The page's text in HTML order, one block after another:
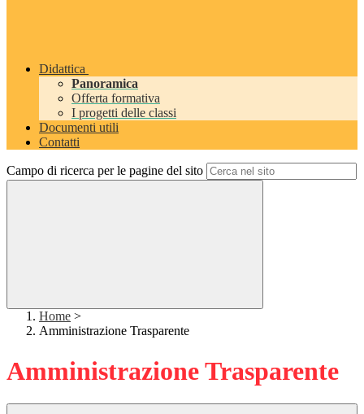
Didattica
Panoramica
Offerta formativa
I progetti delle classi
Documenti utili
Contatti
Campo di ricerca per le pagine del sito
Home >
Amministrazione Trasparente
Amministrazione Trasparente